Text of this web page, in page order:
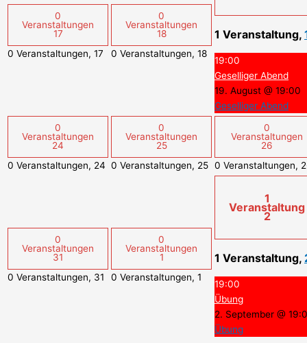
0
Veranstaltungen
17
0 Veranstaltungen, 17
0
Veranstaltungen
18
0 Veranstaltungen, 18
1 Veranstaltung,
19:00
Geselliger Abend
19. August @ 19:00
Geselliger Abend
0
Veranstaltungen
24
0 Veranstaltungen, 24
0
Veranstaltungen
25
0 Veranstaltungen, 25
0
Veranstaltungen
26
0 Veranstaltungen,
0
Veranstaltungen
31
0 Veranstaltungen, 31
0
Veranstaltungen
1
0 Veranstaltungen, 1
1
Veranstaltung
2
1 Veranstaltung,
19:00
Übung
2. September @
Übung